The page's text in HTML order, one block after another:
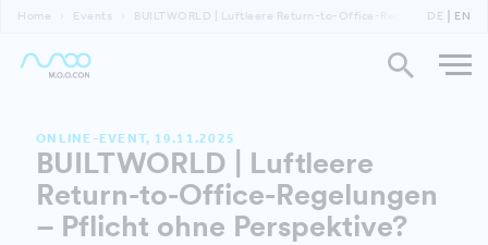
Home Events BUILTWORLD | Luftleere Return-to-Office-Regelungen
DE EN
ONLINE-EVENT, 19.11.2025
BUILTWORLD | Luftleere
Return-to-Office-Regelungen
– Pflicht ohne Perspektive?